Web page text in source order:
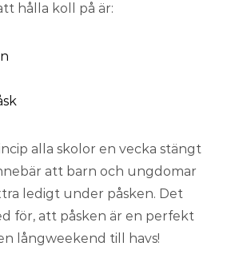
hålla koll på är:
alla skolor en vecka stängt
att barn och ungdomar
ledigt under påsken. Det
för, att påsken är en perfekt
långweekend till havs!